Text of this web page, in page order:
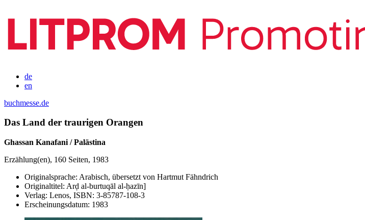
de
en
buchmesse.de
Das Land der traurigen Orangen
Ghassan Kanafani / Palästina
Erzählung(en), 160 Seiten, 1983
Originalsprache: Arabisch, übersetzt von Hartmut Fähndrich
Originaltitel: Arḍ al-burtuqāl al-ḥazīn]
Verlag: Lenos, ISBN: 3-85787-108-3
Erscheinungsdatum: 1983